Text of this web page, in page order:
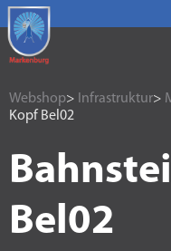
Webshop> Infrastruktur>
Kopf Bel02
Bel02